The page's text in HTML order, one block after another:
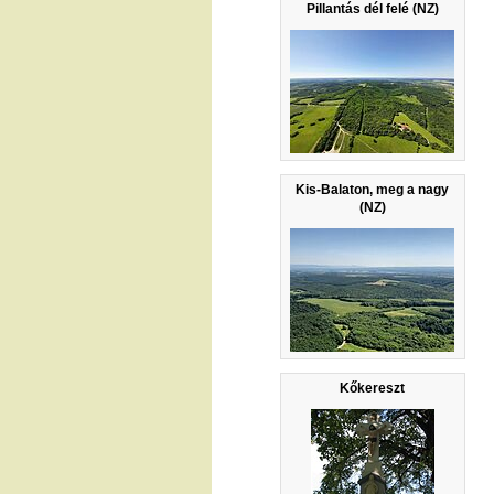
Pillantás dél felé (NZ)
Kis-Balaton, meg a nagy
(NZ)
Kőkereszt